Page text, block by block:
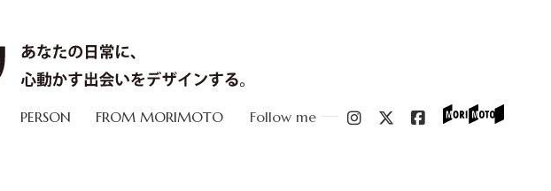
PERSON FROM MORIMOTO Follow me